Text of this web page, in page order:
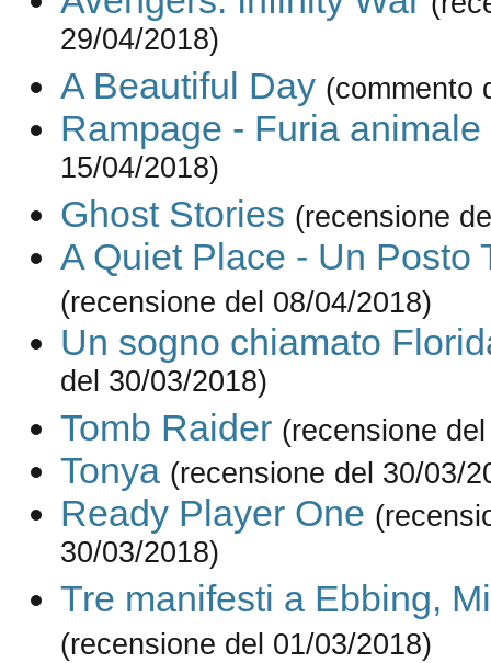
29/04/2018)
A Beautiful Day (commento
Rampage - Furia animale
15/04/2018)
Ghost Stories (recensione
A Quiet Place - Un Posto
(recensione del 08/04/2018)
Un sogno chiamato
del 30/03/2018)
Tomb Raider (recensione
Tonya (recensione del 30/03/
Ready Player One
30/03/2018)
Tre manifesti a Ebbing,
(recensione del 01/03/2018)